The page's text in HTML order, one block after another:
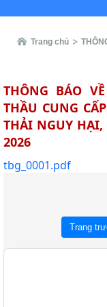
Trang chủ
THÔNG BÁO
THẦU CUNG
THẢI NGUY HẠI,
2026
tbg_0001.pdf